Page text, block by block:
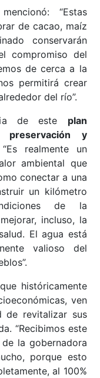
“Estas
de cacao, maíz
conservarán
compromiso del
de cerca a la
permitirá crear
del río”.
de este plan
y
realmente un
ambiental que
conectar a una
un kilómetro
de la
incluso, la
El agua está
valioso del
históricamente
ven
de revitalizar sus
“Recibimos este
la gobernadora
porque esto
al 100%